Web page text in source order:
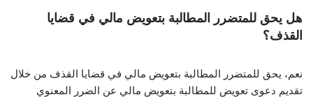
هل يحق للمتضرر المطالبة بتعويض مالي في قضايا
القذف؟
نعم، يحق للمتضرر المطالبة بتعويض مالي في قضايا القذف من خلال
تقديم دعوى تعويض للمطالبة بتعويض مالي عن الضرر المعنوي